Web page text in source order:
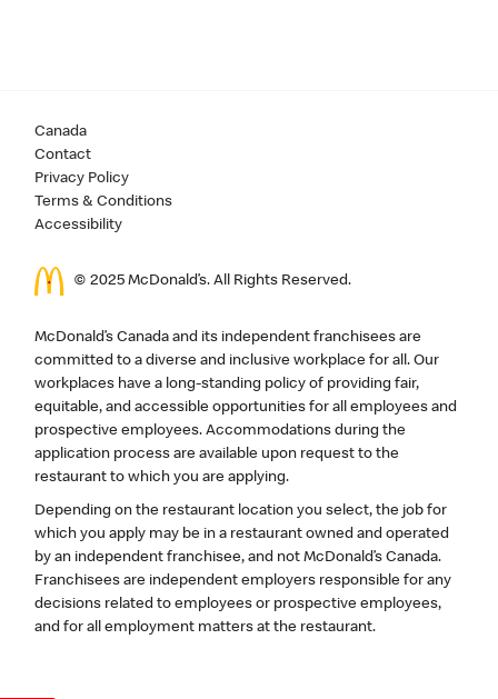
Canada
Contact
Privacy Policy
Terms & Conditions
Accessibility
© 2025 McDonald’s. All Rights Reserved.
McDonald’s Canada and its independent franchisees are
committed to a diverse and inclusive workplace for all. Our
workplaces have a long-standing policy of providing fair,
equitable, and accessible opportunities for all employees and
prospective employees. Accommodations during the
application process are available upon request to the
restaurant to which you are applying.
Depending on the restaurant location you select, the job for
which you apply may be in a restaurant owned and operated
by an independent franchisee, and not McDonald’s Canada.
Franchisees are independent employers responsible for any
decisions related to employees or prospective employees,
and for all employment matters at the restaurant.